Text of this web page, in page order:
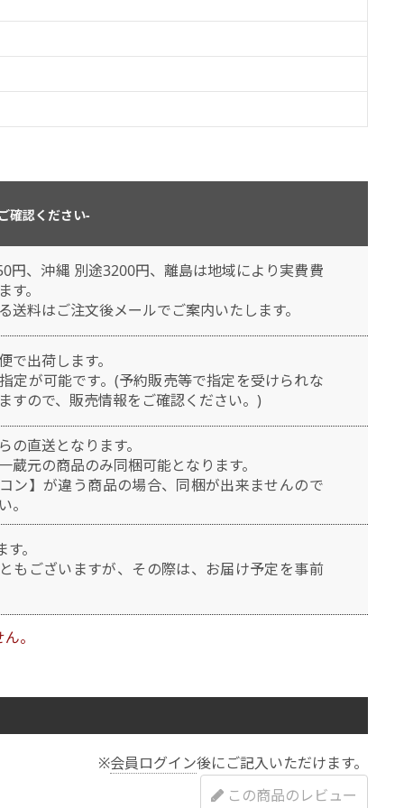
確認ください-
円、沖縄 別途3200円、離島は地域により実費費
す。
送料はご注文後メールでご案内いたします。
で出荷します。
定が可能です。(予約販売等で指定を受けられな
すので、販売情報をご確認ください。)
の直送となります。
蔵元の商品のみ同梱可能となります。
ン】が違う商品の場合、同梱が出来ませんので
。
。
もございますが、その際は、お届け予定を事前
。
※会員ログイン後にご記入いただけます。
この商品のレビュー